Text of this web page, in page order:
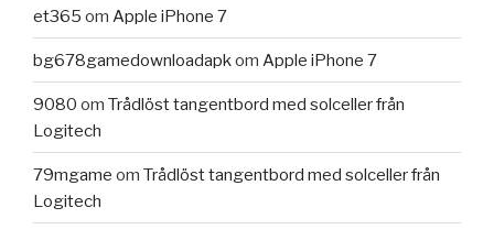
et365 om Apple iPhone 7
bg678gamedownloadapkom Apple iPhone 7
9080 om Trådlöst tangentbord med solceller från
Logitech
79mgame om Trådlöst tangentbord med solceller från
Logitech